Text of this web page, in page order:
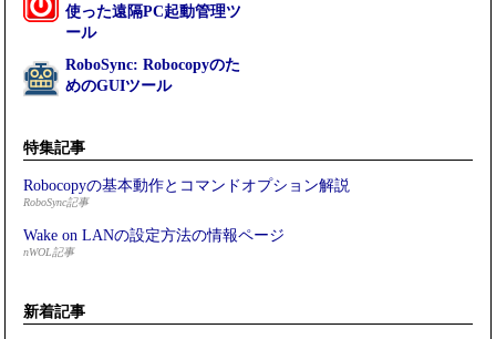
使った遠隔PC起動管理ツ
ール
RoboSync: Robocopyのた
めのGUIツール
特集記事
Robocopyの基本動作とコマンドオプション解説
RoboSync記事
Wake on LANの設定方法の情報ページ
nWOL記事
新着記事